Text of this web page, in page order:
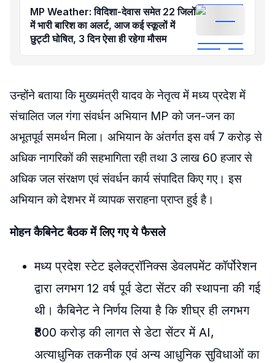
MP Weather: विदिशा-देवास समेत 22 जिलों
में भारी बारिश का अलर्ट, आज कई स्कूलों में
छुट्टी घोषित, 3 दिन ऐसा ही रहेगा मौसम
उन्होंने बताया कि मुख्यमंत्री यादव के नेतृत्व में मध्य प्रदेश में
संचालित जल गंगा संवर्धन अभियान MP को जन-जन का
अभूतपूर्व समर्थन मिला। अभियान के अंतर्गत इस वर्ष 7 करोड़ से
अधिक नागरिकों की सहभागिता रही तथा 3 लाख 60 हजार से
अधिक जल संरक्षण एवं संवर्धन कार्य संपादित किए गए। इस
अभियान को देशभर में व्यापक सराहना प्राप्त हुई है।
मोहन कैबिनेट बैठक में लिए गए ये फैसले
मध्य प्रदेश स्टेट इलेक्ट्रॉनिक्स डेवलपमेंट कॉर्पोरेशन
द्वारा लगभग 12 वर्ष पूर्व डेटा सेंटर की स्थापना की गई
थी। कैबिनेट ने निर्णय लिया है कि शीघ्र ही लगभग
₹800 करोड़ की लागत से डेटा सेंटर में AI,
अत्याधुनिक तकनीक एवं अन्य आधुनिक सुविधाओं का